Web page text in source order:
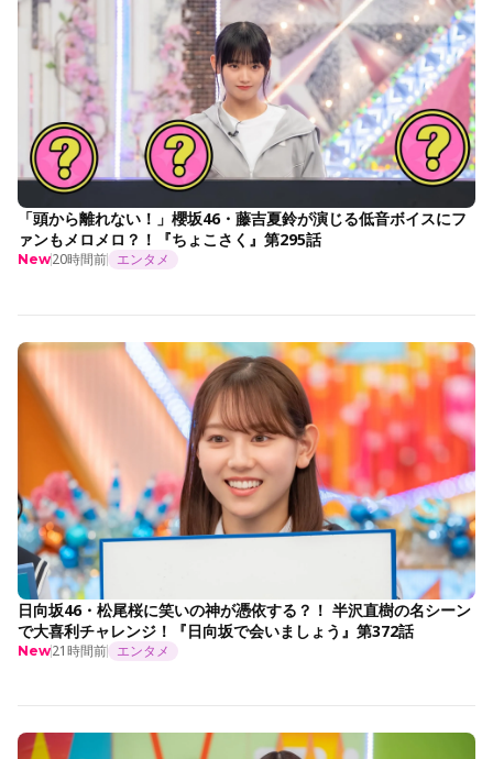
「頭から離れない！」櫻坂46・藤吉夏鈴が演じる低音ボイスにフ
ァンもメロメロ？！『ちょこさく』第295話
New20時間前 エンタメ
日向坂46・松尾桜に笑いの神が憑依する？！ 半沢直樹の名シーン
で大喜利チャレンジ！『日向坂で会いましょう』第372話
New21時間前 エンタメ